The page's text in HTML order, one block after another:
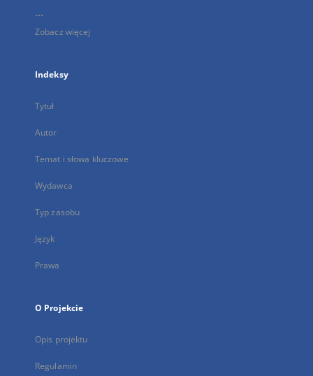
...
Zobacz więcej
Indeksy
Tytuł
Autor
Temat i słowa kluczowe
Wydawca
Typ zasobu
Język
Prawa
O Projekcie
Opis projektu
Regulamin